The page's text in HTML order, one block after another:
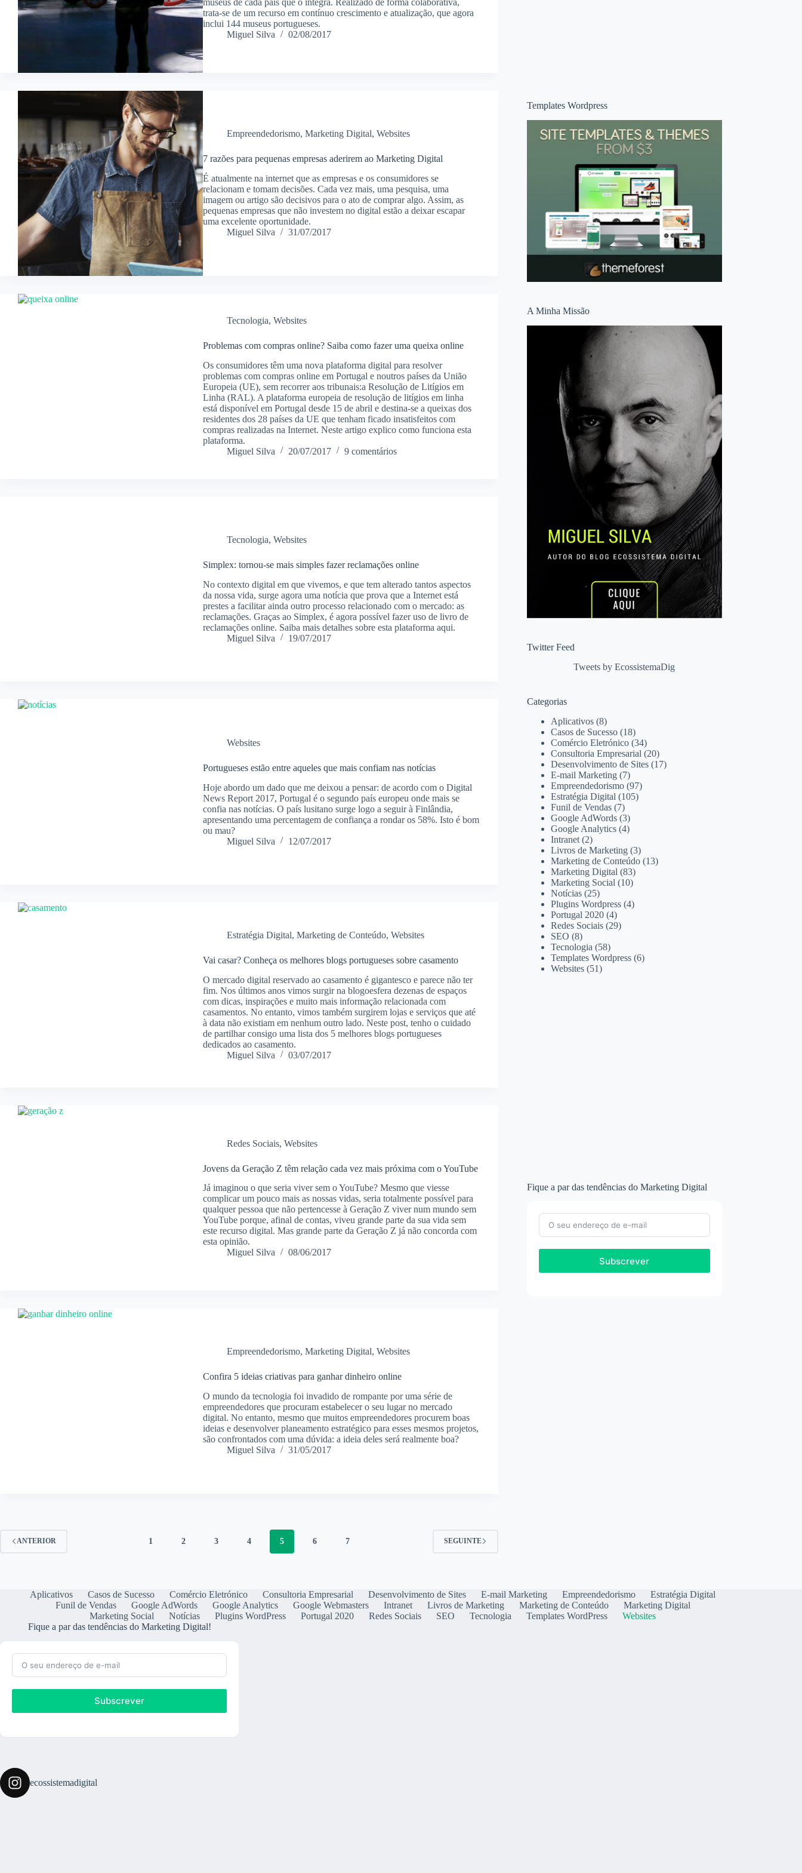
museus de cada país que o integra. Realizado de forma colaborativa,
trata-se de um recurso em contínuo crescimento e atualização, que agora
inclui 144 museus portugueses.
Miguel Silva
02/08/2017
Empreendedorismo, Marketing Digital, Websites
7 razões para pequenas empresas aderirem ao Marketing Digital
É atualmente na internet que as empresas e os consumidores se
relacionam e tomam decisões. Cada vez mais, uma pesquisa, uma
imagem ou artigo são decisivos para o ato de comprar algo. Assim, as
pequenas empresas que não investem no digital estão a deixar escapar
uma excelente oportunidade.
Miguel Silva
31/07/2017
Tecnologia, Websites
Problemas com compras online? Saiba como fazer uma queixa online
Os consumidores têm uma nova plataforma digital para resolver
problemas com compras online em Portugal e noutros países da União
Europeia (UE), sem recorrer aos tribunais:a Resolução de Litígios em
Linha (RAL). A plataforma europeia de resolução de litígios em linha
está disponível em Portugal desde 15 de abril e destina-se a queixas dos
residentes dos 28 países da UE que tenham ficado insatisfeitos com
compras realizadas na Internet. Neste artigo explico como funciona esta
plataforma.
Miguel Silva
20/07/2017 9 comentários
Tecnologia, Websites
Simplex: tornou-se mais simples fazer reclamações online
No contexto digital em que vivemos, e que tem alterado tantos aspectos
da nossa vida, surge agora uma notícia que prova que a Internet está
prestes a facilitar ainda outro processo relacionado com o mercado: as
reclamações. Graças ao Simplex, é agora possível fazer uso de livro de
reclamações online. Saiba mais detalhes sobre esta plataforma aqui.
Miguel Silva
19/07/2017
Websites
Portugueses estão entre aqueles que mais confiam nas notícias
Hoje abordo um dado que me deixou a pensar: de acordo com o Digital
News Report 2017, Portugal é o segundo país europeu onde mais se
confia nas notícias. O país lusitano surge logo a seguir à Finlândia,
apresentando uma percentagem de confiança a rondar os 58%. Isto é bom
ou mau?
Miguel Silva
12/07/2017
Estratégia Digital, Marketing de Conteúdo, Websites
Vai casar? Conheça os melhores blogs portugueses sobre casamento
O mercado digital reservado ao casamento é gigantesco e parece não ter
fim. Nos últimos anos vimos surgir na blogoesfera dezenas de espaços
com dicas, inspirações e muito mais informação relacionada com
casamentos. No entanto, vimos também surgirem lojas e serviços que até
à data não existiam em nenhum outro lado. Neste post, tenho o cuidado
de partilhar consigo uma lista dos 5 melhores blogs portugueses
dedicados ao casamento.
Miguel Silva
03/07/2017
Redes Sociais, Websites
Jovens da Geração Z têm relação cada vez mais próxima com o YouTube
Já imaginou o que seria viver sem o YouTube? Mesmo que viesse
complicar um pouco mais as nossas vidas, seria totalmente possível para
qualquer pessoa que não pertencesse à Geração Z viver num mundo sem
YouTube porque, afinal de contas, viveu grande parte da sua vida sem
este recurso digital. Mas grande parte da Geração Z já não concorda com
esta opinião.
Miguel Silva
08/06/2017
Empreendedorismo, Marketing Digital, Websites
Confira 5 ideias criativas para ganhar dinheiro online
O mundo da tecnologia foi invadido de rompante por uma série de
empreendedores que procuram estabelecer o seu lugar no mercado
digital. No entanto, mesmo que muitos empreendedores procurem boas
ideias e desenvolver planeamento estratégico para esses mesmos projetos,
são confrontados com uma dúvida: a ideia deles será realmente boa?
Miguel Silva
31/05/2017
ANTERIOR 1 2 3 4 5 6 7 SEGUINTE
Templates Wordpress
A Minha Missão
Twitter Feed
Tweets by EcossistemaDig
Categorias
Aplicativos (8)
Casos de Sucesso (18)
Comércio Eletrónico (34)
Consultoria Empresarial (20)
Desenvolvimento de Sites (17)
E-mail Marketing (7)
Empreendedorismo (97)
Estratégia Digital (105)
Funil de Vendas (7)
Google AdWords (3)
Google Analytics (4)
Intranet (2)
Livros de Marketing (3)
Marketing de Conteúdo (13)
Marketing Digital (83)
Marketing Social (10)
Notícias (25)
Plugins Wordpress (4)
Portugal 2020 (4)
Redes Sociais (29)
SEO (8)
Tecnologia (58)
Templates Wordpress (6)
Websites (51)
Fique a par das tendências do Marketing Digital
Subscrever
Aplicativos Casos de Sucesso Comércio Eletrónico Consultoria Empresarial Desenvolvimento de Sites E-mail Marketing Empreendedorismo
Estratégia Digital
Funil de Vendas
Google AdWords Google Analytics Google Webmasters Intranet Livros de Marketing Marketing de Conteúdo
Marketing Digital
Marketing Social
Notícias Plugins WordPress Portugal 2020 Redes Sociais SEO Tecnologia Templates WordPress
Websites
Fique a par das tendências do Marketing Digital!
Subscrever
ecossistemadigital